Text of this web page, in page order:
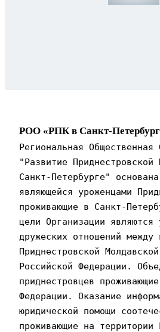
РОО «РПК в Санкт-
Региональная Общественная
"Развитие Приднестровской
Санкт-Петербурге"
являющейся уроженцами
проживающие в Санкт-
цели Организации являются
дружеских отношений между
Приднестровской
Российской Федерации.
приднестровцев
Федерации. Оказание
юридической помощи
проживающие на территории